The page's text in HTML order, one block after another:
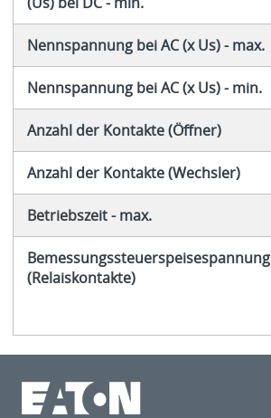
Nennspannung bei AC (x Us) - max.
Nennspannung bei AC (x Us) - min.
Anzahl der Kontakte (Öffner)
Anzahl der Kontakte (Wechsler)
Betriebszeit - max.
Bemessungssteuerspeisespannung
(Relaiskontakte)